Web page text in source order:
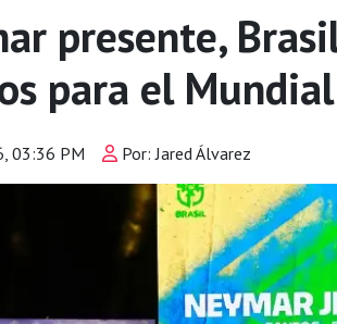
presente,
para el
03:36 PM Por: Jared Álvarez